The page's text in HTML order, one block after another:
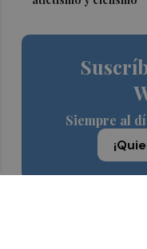
Siempre al